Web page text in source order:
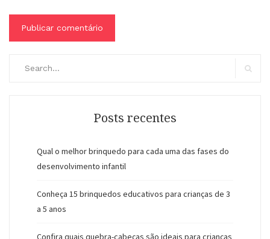
Posts recentes
Qual o melhor brinquedo para cada uma das fases do
desenvolvimento infantil
Conheça 15 brinquedos educativos para crianças de 3
a 5 anos
Confira quais quebra-cabeças são ideais para crianças